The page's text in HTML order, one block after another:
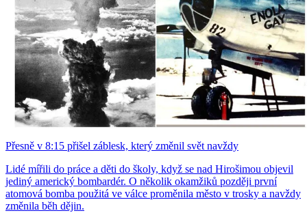
Přesně v 8:15 přišel záblesk, který změnil svět navždy
Lidé mířili do práce a děti do školy, když se nad Hirošimou objevil
jediný americký bombardér. O několik okamžiků později první
atomová bomba použitá ve válce proměnila město v trosky a navždy
změnila běh dějin.